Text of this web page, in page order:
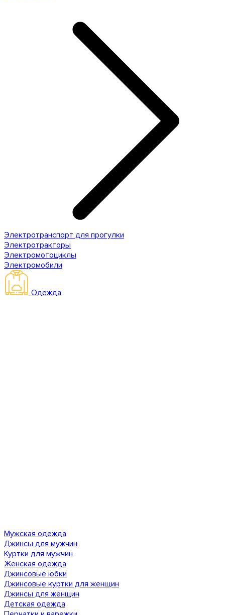
Электротранспорт для прогулки
Электротракторы
Электромотоциклы
Электромобили
Одежда
Мужская одежда
Джинсы для мужчин
Куртки для мужчин
Женская одежда
Джинсовые юбки
Джинсовые куртки для женщин
Джинсы для женщин
Детская одежда